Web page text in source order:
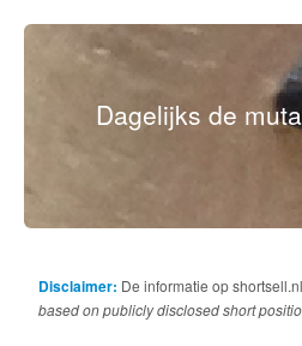
Dagelijks de
Disclaimer: De informatie op
based on publicly disclosed short